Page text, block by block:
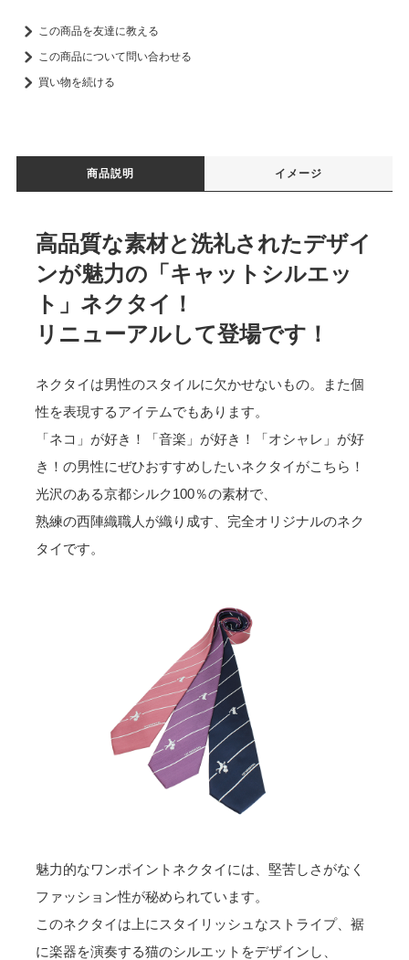
この商品を友達に教える
この商品について問い合わせる
買い物を続ける
商品説明 イメージ
高品質な素材と洗礼されたデザイ
ンが魅力の「キャットシルエッ
ト」ネクタイ！
リニューアルして登場です！
ネクタイは男性のスタイルに欠かせないもの。また個
性を表現するアイテムでもあります。
「ネコ」が好き！「音楽」が好き！「オシャレ」が好
き！の男性にぜひおすすめしたいネクタイがこちら！
光沢のある京都シルク100％の素材で、
熟練の西陣織職人が織り成す、完全オリジナルのネク
タイです。
魅力的なワンポイントネクタイには、堅苦しさがなく
ファッション性が秘められています。
このネクタイは上にスタイリッシュなストライプ、裾
に楽器を演奏する猫のシルエットをデザインし、